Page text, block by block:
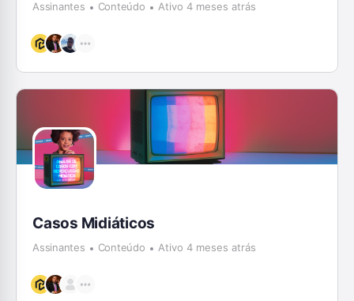
Assinantes Conteúdo Ativo 4 meses atrás
Casos Midiáticos
Assinantes Conteúdo Ativo 4 meses atrás